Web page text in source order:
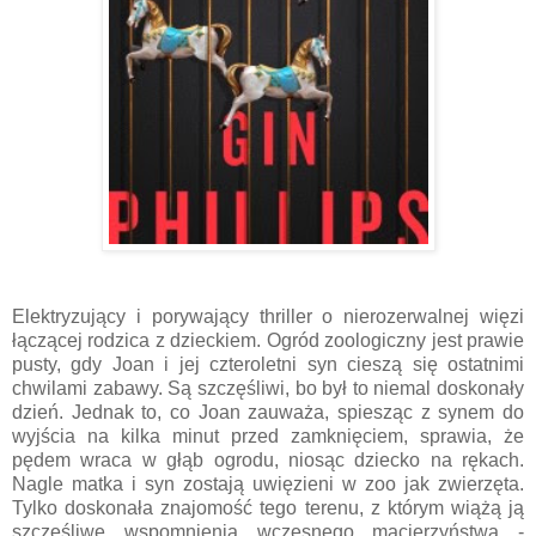
Elektryzujący i porywający thriller o nierozerwalnej więzi
łączącej rodzica z dzieckiem. Ogród zoologiczny jest prawie
pusty, gdy Joan i jej czteroletni syn cieszą się ostatnimi
chwilami zabawy. Są szczęśliwi, bo był to niemal doskonały
dzień. Jednak to, co Joan zauważa, spiesząc z synem do
wyjścia na kilka minut przed zamknięciem, sprawia, że
pędem wraca w głąb ogrodu, niosąc dziecko na rękach.
Nagle matka i syn zostają uwięzieni w zoo jak zwierzęta.
Tylko doskonała znajomość tego terenu, z którym wiążą ją
szczęśliwe wspomnienia wczesnego macierzyństwa -